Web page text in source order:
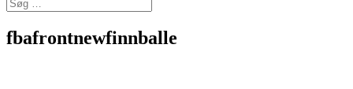
fbafrontnewfinnballe